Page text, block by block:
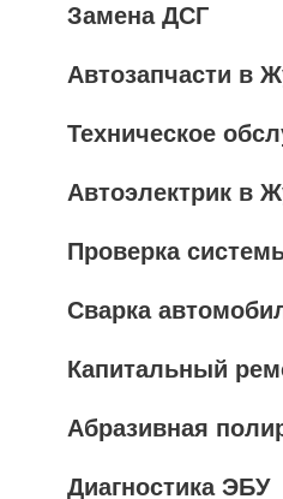
Замена ДСГ
Автозапчасти в
Техническое
Автоэлектрик в
Проверка
Сварка
Капитальный
Абразивная
Диагностика ЭБУ